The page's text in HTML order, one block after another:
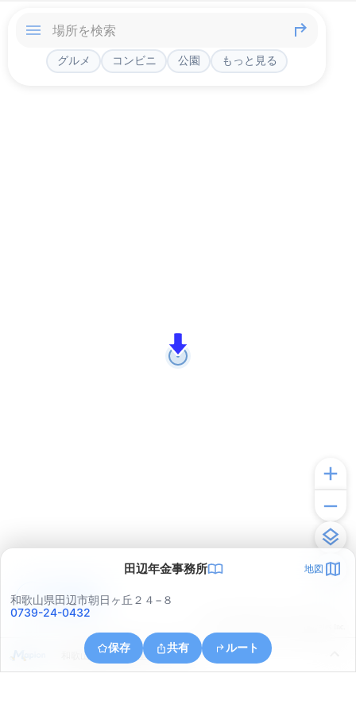
グルメ コンビニ 公園 もっと見る
田辺年金事務所 地図
和歌山県田辺市朝日ヶ丘２４−８
0739-24-0432
保存 共有 ルート
和歌山県田辺市文里２丁目３８
アプリで見る